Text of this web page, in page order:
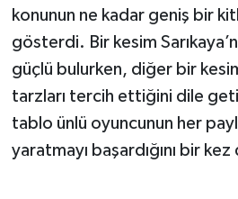
konunun ne kadar geniş bir
gösterdi. Bir kesim
güçlü bulurken, diğer bir
tarzları tercih ettiğini dile
tablo ünlü oyuncunun her
yaratmayı başardığını bir